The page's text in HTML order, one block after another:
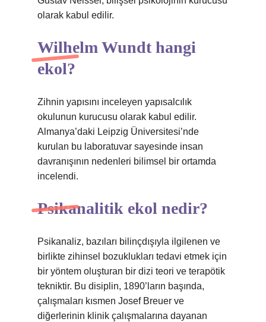
olarak kabul edilir.
Wilhelm Wundt hangi
ekol?
Zihnin yapısını inceleyen yapısalcılık
okulunun kurucusu olarak kabul edilir.
Almanya’daki Leipzig Üniversitesi’nde
kurulan bu laboratuvar sayesinde insan
davranışının nedenleri bilimsel bir ortamda
incelendi.
Psikanalitik ekol nedir?
Psikanaliz, bazıları bilinçdışıyla ilgilenen ve
birlikte zihinsel bozuklukları tedavi etmek için
bir yöntem oluşturan bir dizi teori ve terapötik
tekniktir. Bu disiplin, 1890’ların başında,
çalışmaları kısmen Josef Breuer ve
diğerlerinin klinik çalışmalarına dayanan